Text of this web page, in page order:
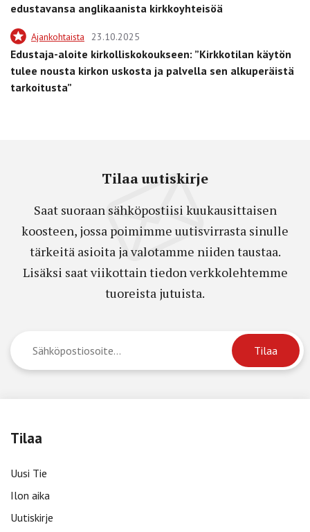
edustavansa anglikaanista kirkkoyhteisöä
Ajankohtaista 23.10.2025
Edustaja-aloite kirkolliskokoukseen: ”Kirkkotilan käytön
tulee nousta kirkon uskosta ja palvella sen alkuperäistä
tarkoitusta”
Tilaa uutiskirje
Saat suoraan sähköpostiisi kuukausittaisen
koosteen, jossa poimimme uutisvirrasta sinulle
tärkeitä asioita ja valotamme niiden taustaa.
Lisäksi saat viikottain tiedon verkkolehtemme
tuoreista jutuista.
Tilaa
Uusi Tie
Ilon aika
Uutiskirje